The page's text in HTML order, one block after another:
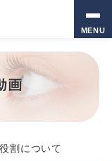
MENU
画
割について